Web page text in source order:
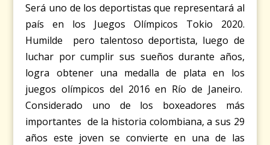
Será uno de los deportistas que representará al
país en los Juegos Olímpicos Tokio 2020.
Humilde pero talentoso deportista, luego de
luchar por cumplir sus sueños durante años,
logra obtener una medalla de plata en los
juegos olímpicos del 2016 en Río de Janeiro.
Considerado uno de los boxeadores más
importantes de la historia colombiana, a sus 29
años este joven se convierte en una de las